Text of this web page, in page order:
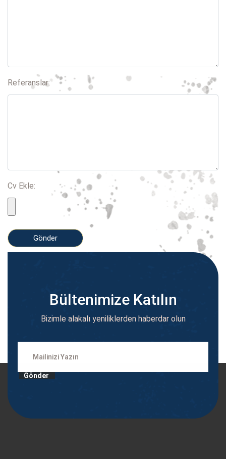
Referanslar:
Cv Ekle:
Bültenimize Katılın
Bizimle alakalı yeniliklerden haberdar olun
Gönder